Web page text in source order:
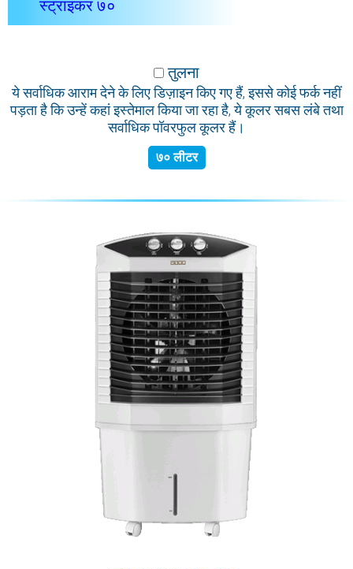
स्ट्राइकर ७०
तुलना
ये सर्वाधिक आराम देने के लिए डिज़ाइन किए गए हैं, इससे कोई फर्क नहीं
पड़ता है कि उन्हें कहां इस्तेमाल किया जा रहा है, ये कूलर सबस लंबे तथा
सर्वाधिक पॉवरफुल कूलर हैं।
७० लीटर